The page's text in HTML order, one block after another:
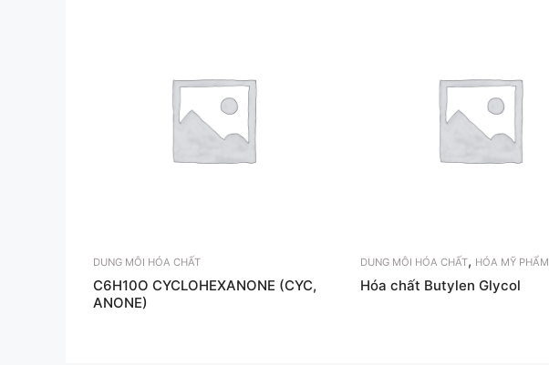
DUNG MÔI HÓA CHẤT
C6H10O CYCLOHEXANONE (CYC,
ANONE)
DUNG MÔI HÓA CHẤT, HÓA MỸ PHẨM
Hóa chất Butylen Glycol